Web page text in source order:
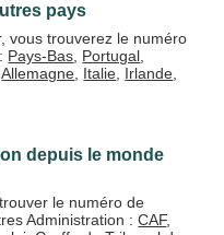
+5% de bonus
pays
vous trouverez le numéro
Pays-Bas Portugal
,Allemagne Italie Irlande
depuis le monde
le numéro de
Administration :CAF,